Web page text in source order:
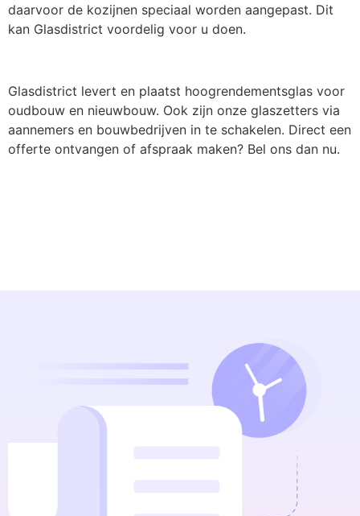
daarvoor de kozijnen speciaal worden aangepast. Dit
kan Glasdistrict voordelig voor u doen.
Glasdistrict levert en plaatst hoogrendementsglas voor
oudbouw en nieuwbouw. Ook zijn onze glaszetters via
aannemers en bouwbedrijven in te schakelen. Direct een
offerte ontvangen of afspraak maken? Bel ons dan nu.